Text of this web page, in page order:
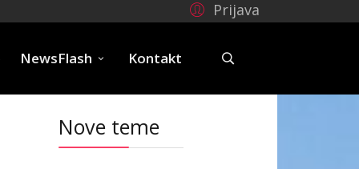
Prijava
NewsFlash Kontakt
Nove teme